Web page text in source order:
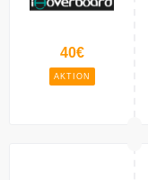
40€
AKTION